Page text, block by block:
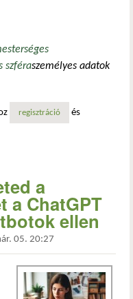
szféraszemélyes adatok
mi-csalik a célkeresztben
regisztráció és
a
a ChatGPT
ellen
05. 20:27